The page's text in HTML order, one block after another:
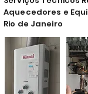
Aquecedores e
Rio de Janeiro